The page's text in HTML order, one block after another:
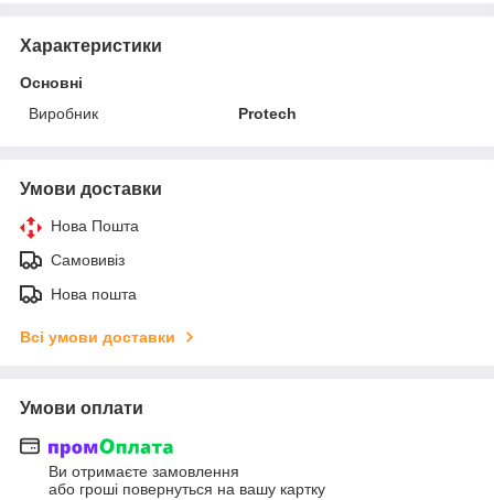
Характеристики
Основні
Виробник
Protech
Умови доставки
Нова Пошта
Самовивіз
Нова пошта
Всі умови доставки
Умови оплати
Ви отримаєте замовлення
або гроші повернуться на вашу картку